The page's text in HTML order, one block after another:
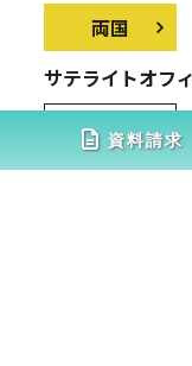
両国
サテライトオフ
市川資料請求